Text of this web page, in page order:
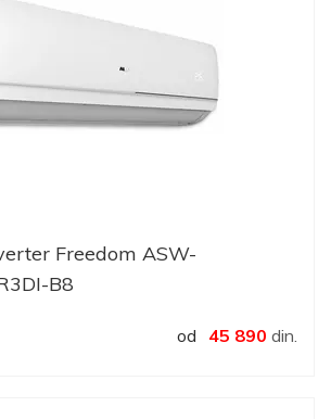
Freedom ASW-
B8
od 45 890 din.